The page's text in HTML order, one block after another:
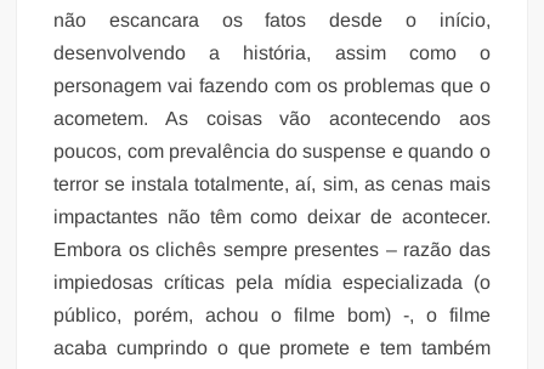
não escancara os fatos desde o início,
desenvolvendo a história, assim como o
personagem vai fazendo com os problemas que o
acometem. As coisas vão acontecendo aos
poucos, com prevalência do suspense e quando o
terror se instala totalmente, aí, sim, as cenas mais
impactantes não têm como deixar de acontecer.
Embora os clichês sempre presentes – razão das
impiedosas críticas pela mídia especializada (o
público, porém, achou o filme bom) -, o filme
acaba cumprindo o que promete e tem também